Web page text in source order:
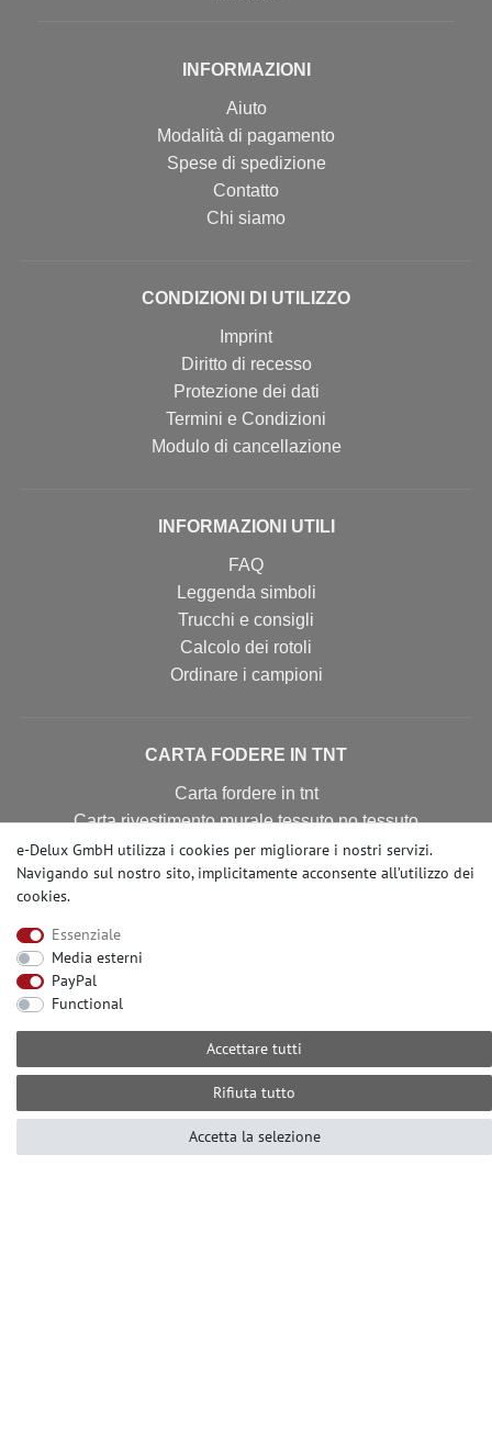
INFORMAZIONI
Aiuto
Modalità di pagamento
Spese di spedizione
Contatto
Chi siamo
CONDIZIONI DI UTILIZZO
Imprint
Diritto di recesso
Protezione dei dati
Termini e Condizioni
Modulo di cancellazione
INFORMAZIONI UTILI
FAQ
Leggenda simboli
Trucchi e consigli
Calcolo dei rotoli
Ordinare i campioni
CARTA FODERE IN TNT
Carta fordere in tnt
Carta rivestimento murale tessuto no tessuto
Carta da parati tnt
Carta fodere
Serve aiuto? Ci contatti per telefono al:
dal lunedì al venerdì dalle
10:00 alle 16:00 (MEZ)
E-mail: info@profhome.it
e-Delux GmbH utilizza i cookies per migliorare i nostri servizi.
Navigando sul nostro sito, implicitamente acconsente all’utilizzo dei
cookies.
Essenziale
Media esterni
PayPal
Functional
Accettare tutti
Rifiuta tutto
Accetta la selezione